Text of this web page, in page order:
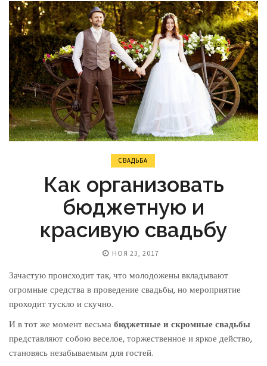
СВАДЬБА
Как организовать
бюджетную и
красивую свадьбу
НОЯ 23, 2017
Зачастую происходит так, что молодожены вкладывают
огромные средства в проведение свадьбы, но мероприятие
проходит тускло и скучно.
И в тот же момент весьмабюджетные и скромные свадьбы
представляют собою веселое, торжественное и яркое действо,
становясь незабываемым для гостей.